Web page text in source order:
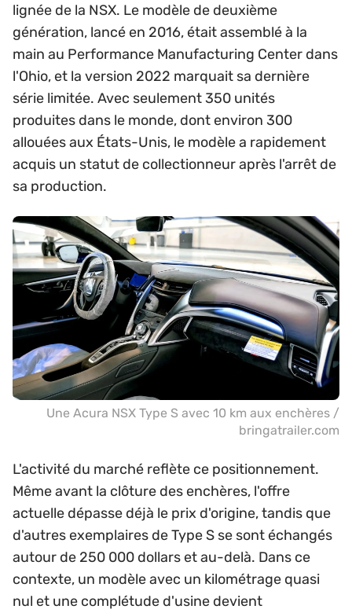
lignée de la NSX. Le modèle de deuxième
génération, lancé en 2016, était assemblé à la
main au Performance Manufacturing Center dans
l'Ohio, et la version 2022 marquait sa dernière
série limitée. Avec seulement 350 unités
produites dans le monde, dont environ 300
allouées aux États-Unis, le modèle a rapidement
acquis un statut de collectionneur après l'arrêt de
sa production.
Une Acura NSX Type S avec 10 km aux enchères /
bringatrailer.com
L'activité du marché reflète ce positionnement.
Même avant la clôture des enchères, l'offre
actuelle dépasse déjà le prix d'origine, tandis que
d'autres exemplaires de Type S se sont échangés
autour de 250 000 dollars et au-delà. Dans ce
contexte, un modèle avec un kilométrage quasi
nul et une complétude d'usine devient